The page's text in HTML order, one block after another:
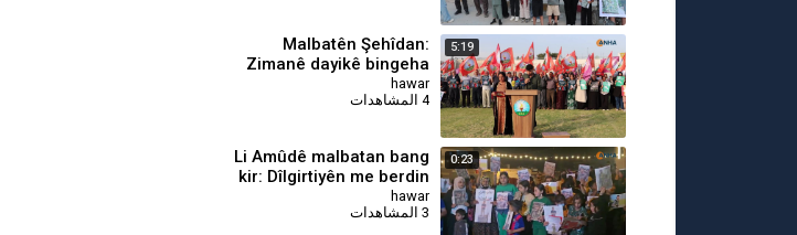
5:19
Malbatên Şehîdan:
Zimanê dayikê bingeha
avakirina civaka azad e
hawar
4 المشاهدات
0:23
Li Amûdê malbatan bang
kir: Dîlgirtiyên me berdin
hawar
3 المشاهدات